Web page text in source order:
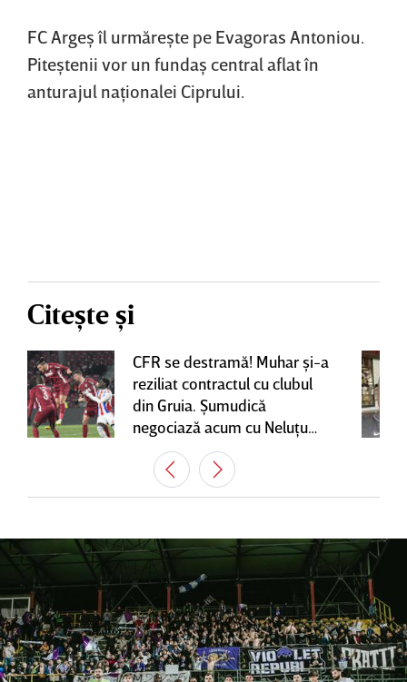
FC Argeş îl urmăreşte pe Evagoras Antoniou.
Piteştenii vor un fundaş central aflat în
anturajul naţionalei Ciprului.
Citește și
CFR se destramă! Muhar şi-a
reziliat contractul cu clubul
din Gruia. Şumudică
negociază acum cu Neluţu
Varga, care mai are o
variantă pentru banca tehnică
| EXCLUSIV